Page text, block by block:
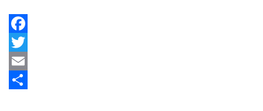
Facebook
Twitter
Email